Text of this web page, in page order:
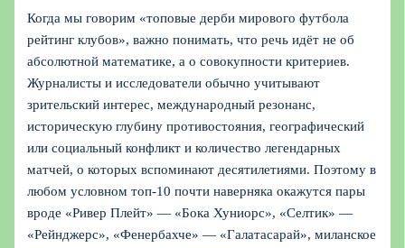
Когда мы говорим «топовые дерби мирового футбола
рейтинг клубов», важно понимать, что речь идёт не об
абсолютной математике, а о совокупности критериев.
Журналисты и исследователи обычно учитывают
зрительский интерес, международный резонанс,
историческую глубину противостояния, географический
или социальный конфликт и количество легендарных
матчей, о которых вспоминают десятилетиями. Поэтому в
любом условном топ-10 почти наверняка окажутся пары
вроде «Ривер Плейт» — «Бока Хуниорс», «Селтик» —
«Рейнджерс», «Фенербахче» — «Галатасарай», миланское